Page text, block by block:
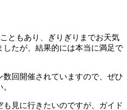
ともあり、ぎりぎりまでお天気
したが、結果的には本当に満足で
数回開催されていますので、ぜひ
見に行きたいのですが、ガイド